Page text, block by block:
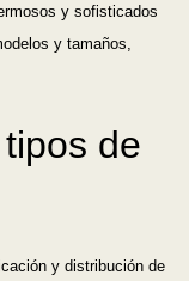
y sofisticados
y tamaños,
de
y distribución de